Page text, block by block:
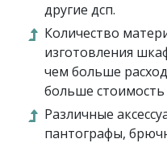
другие дсп.
Количество
изготовления
чем больше
больше стоимость
Различные
пантографы,